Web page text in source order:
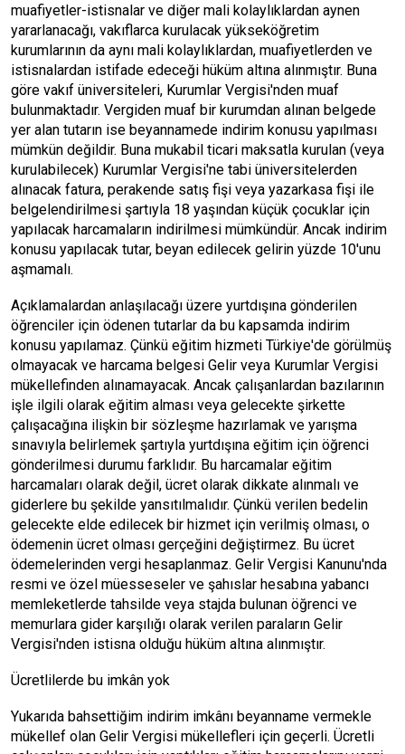
muafiyetler-istisnalar ve diğer mali kolaylıklardan aynen
yararlanacağı, vakıflarca kurulacak yükseköğretim
kurumlarının da aynı mali kolaylıklardan, muafiyetlerden ve
istisnalardan istifade edeceği hüküm altına alınmıştır. Buna
göre vakıf üniversiteleri, Kurumlar Vergisi'nden muaf
bulunmaktadır. Vergiden muaf bir kurumdan alınan belgede
yer alan tutarın ise beyannamede indirim konusu yapılması
mümkün değildir. Buna mukabil ticari maksatla kurulan (veya
kurulabilecek) Kurumlar Vergisi'ne tabi üniversitelerden
alınacak fatura, perakende satış fişi veya yazarkasa fişi ile
belgelendirilmesi şartıyla 18 yaşından küçük çocuklar için
yapılacak harcamaların indirilmesi mümkündür. Ancak indirim
konusu yapılacak tutar, beyan edilecek gelirin yüzde 10'unu
aşmamalı.
Açıklamalardan anlaşılacağı üzere yurtdışına gönderilen
öğrenciler için ödenen tutarlar da bu kapsamda indirim
konusu yapılamaz. Çünkü eğitim hizmeti Türkiye'de görülmüş
olmayacak ve harcama belgesi Gelir veya Kurumlar Vergisi
mükellefinden alınamayacak. Ancak çalışanlardan bazılarının
işle ilgili olarak eğitim alması veya gelecekte şirkette
çalışacağına ilişkin bir sözleşme hazırlamak ve yarışma
sınavıyla belirlemek şartıyla yurtdışına eğitim için öğrenci
gönderilmesi durumu farklıdır. Bu harcamalar eğitim
harcamaları olarak değil, ücret olarak dikkate alınmalı ve
giderlere bu şekilde yansıtılmalıdır. Çünkü verilen bedelin
gelecekte elde edilecek bir hizmet için verilmiş olması, o
ödemenin ücret olması gerçeğini değiştirmez. Bu ücret
ödemelerinden vergi hesaplanmaz. Gelir Vergisi Kanunu'nda
resmi ve özel müesseseler ve şahıslar hesabına yabancı
memleketlerde tahsilde veya stajda bulunan öğrenci ve
memurlara gider karşılığı olarak verilen paraların Gelir
Vergisi'nden istisna olduğu hüküm altına alınmıştır.
Ücretlilerde bu imkân yok
Yukarıda bahsettiğim indirim imkânı beyanname vermekle
mükellef olan Gelir Vergisi mükellefleri için geçerli. Ücretli